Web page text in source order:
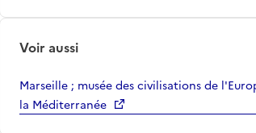
Voir aussi
Marseille ; musée des civilisations de
la Méditerranée